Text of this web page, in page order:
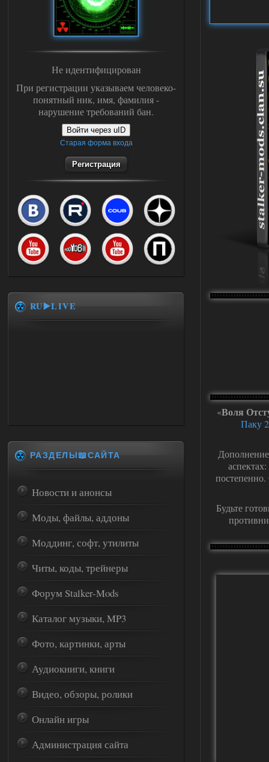
«Воля
Паку
Будьте
Не идентифицирован
При регистрации указываем человеко-
понятный ник, имя, фамилия -
нарушение требований бан.
Войти через uID
Старая форма входа
Регистрация
RU▶️LIVE
РАЗДЕЛЫ📖САЙТА
Новости и анонсы
Моды, файлы, аддоны
Моддинг, софт, утилиты
Читы, коды, трейнеры
Форум Stalker-Mods
Каталог музыки, MP3
Фото, картинки, арты
Аудиокниги, книги
Видео, обзоры, ролики
Онлайн игры
Администрация сайта